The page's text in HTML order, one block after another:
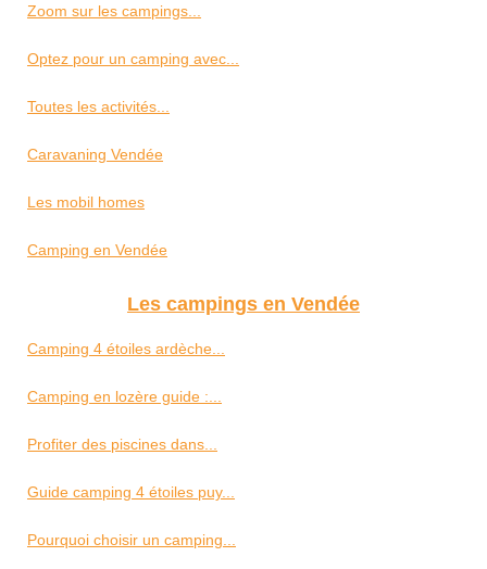
Zoom sur les campings...
Optez pour un camping avec...
Toutes les activités...
Caravaning Vendée
Les mobil homes
Camping en Vendée
Les campings en Vendée
Camping 4 étoiles ardèche...
Camping en lozère guide :...
Profiter des piscines dans...
Guide camping 4 étoiles puy...
Pourquoi choisir un camping...